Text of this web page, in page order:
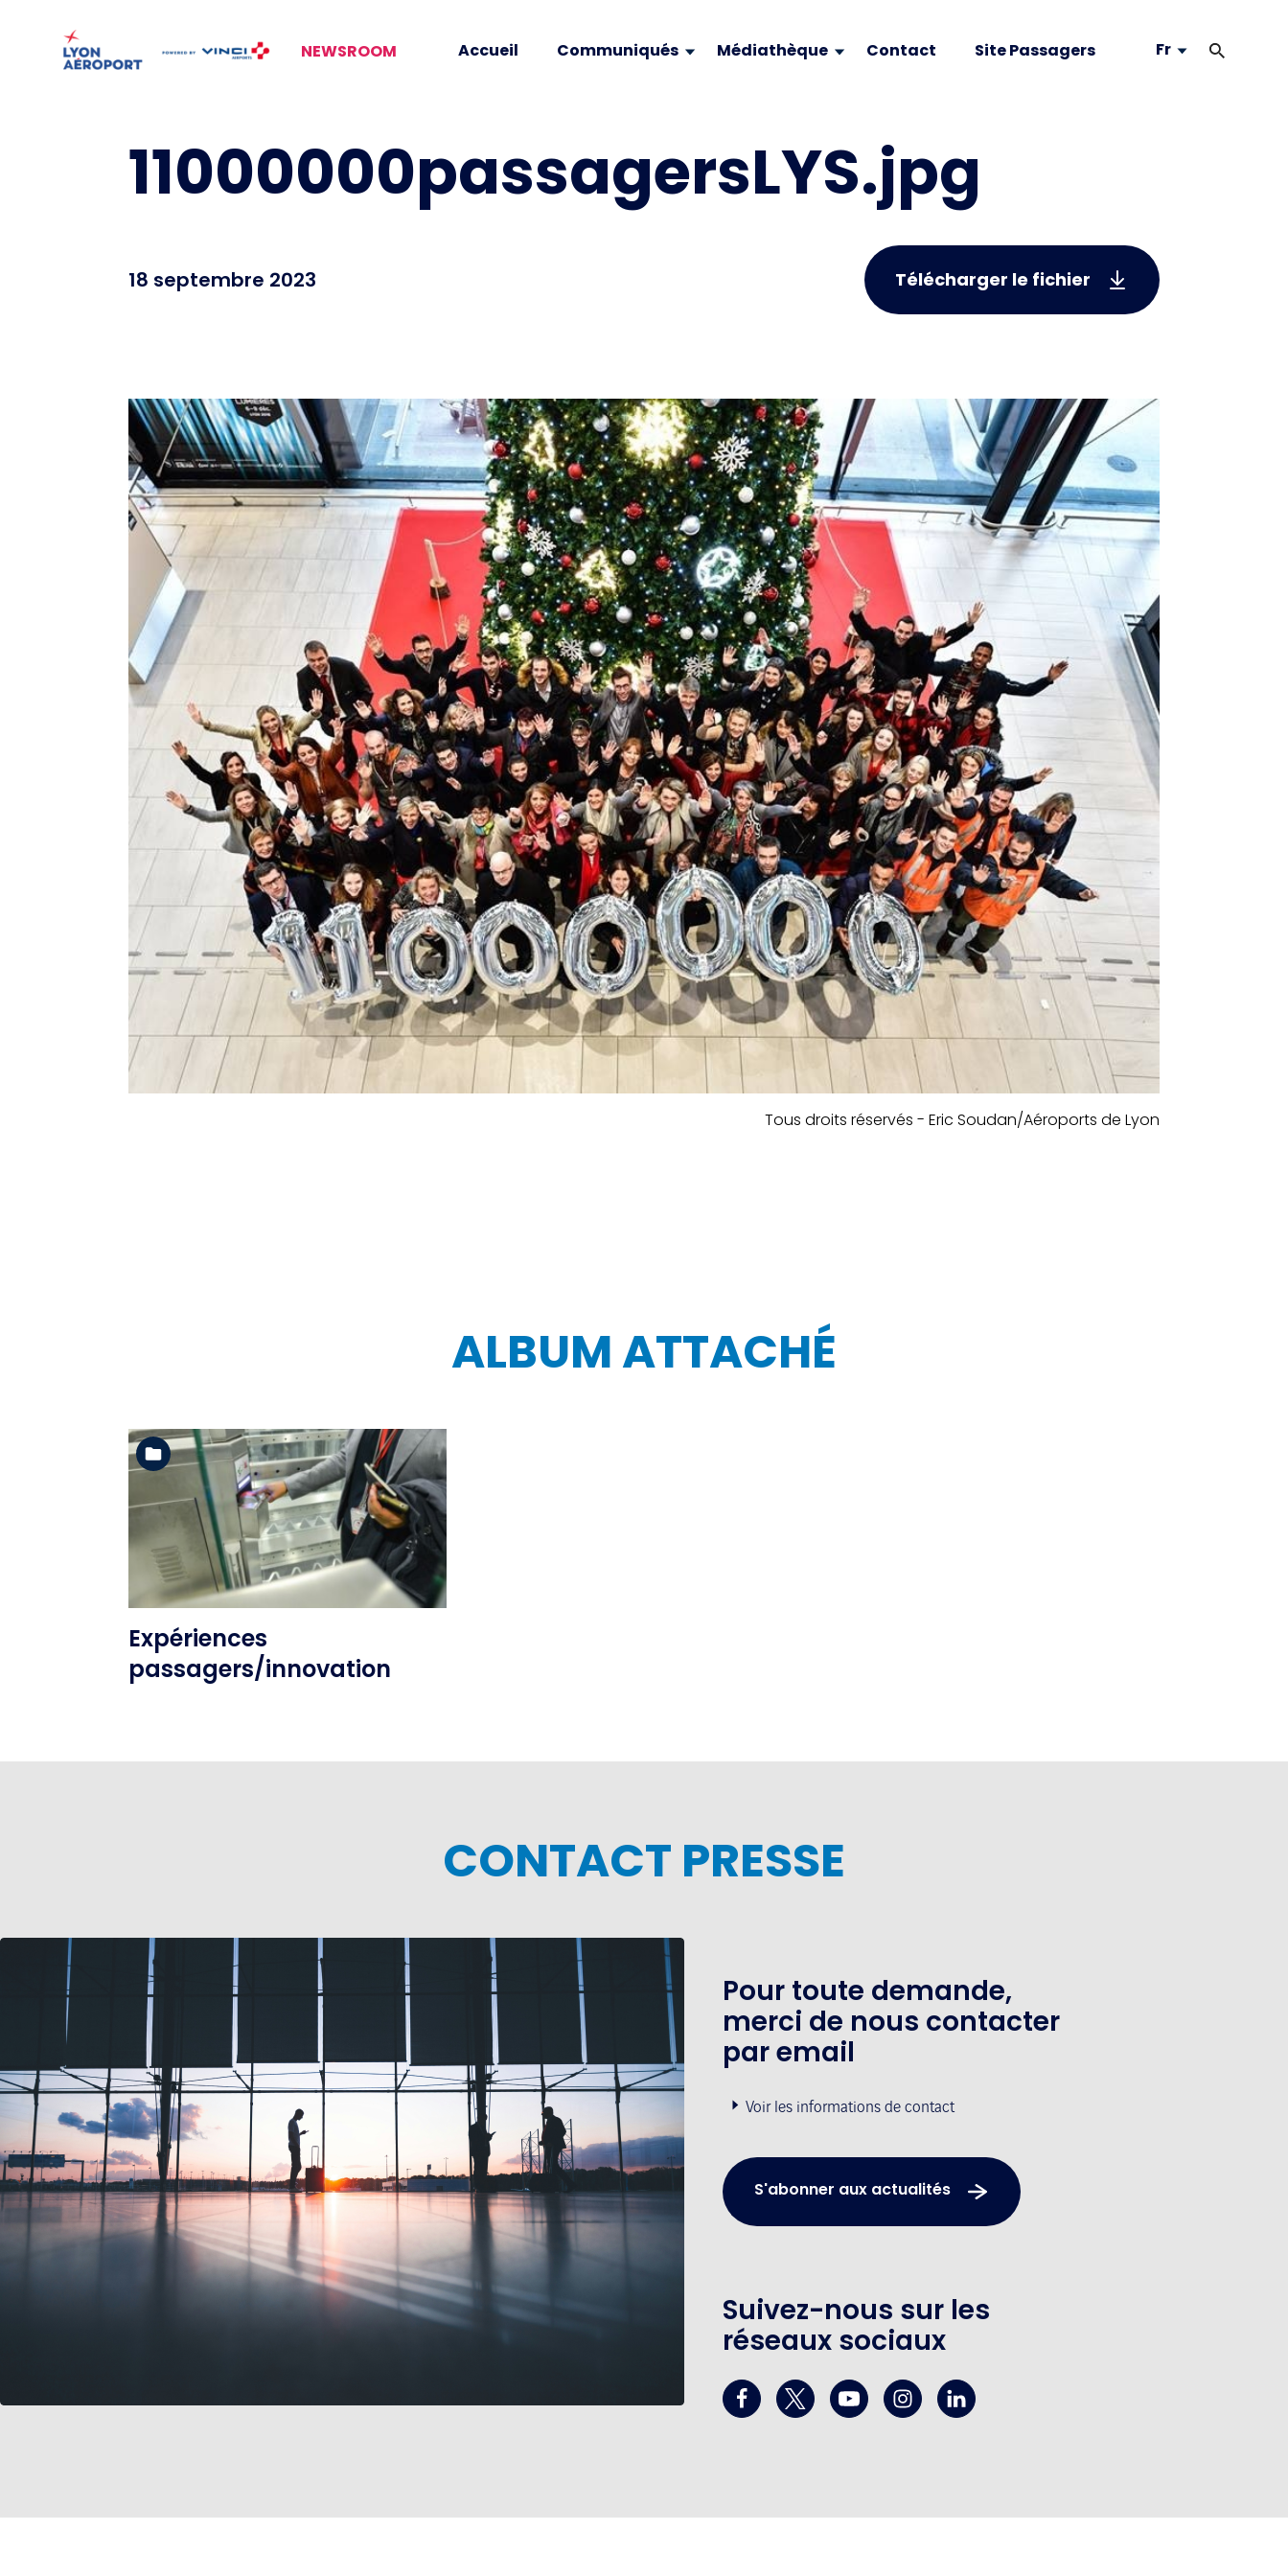
NEWSROOM Accueil Communiqués Médiathèque Contact Site Passagers Fr
11000000passagersLYS.jpg
18 septembre 2023 Télécharger le fichier
Tous droits réservés - Eric Soudan/Aéroports de Lyon
ALBUM ATTACHÉ
Voir l'album
Expériences
passagers/innovation
CONTACT PRESSE
Pour toute demande,
merci de nous contacter
par email
Voir les informations de contact
S'abonner aux actualités
Suivez-nous sur les
réseaux sociaux